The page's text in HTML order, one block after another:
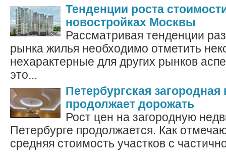
Тенденции роста
новостройках Москвы
Рассматривая тенденции
рынка жилья необходимо отметить
нехарактерные для других рынков
это...
Петербургская
продолжает дорожать
Рост цен на загородную
Петербурге продолжается. Как
средняя стоимость участков с